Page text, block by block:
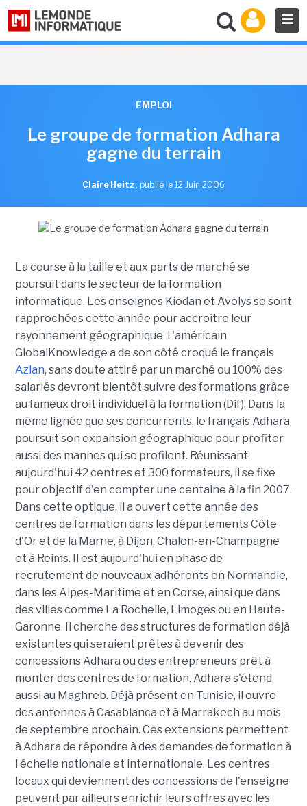
EMPLOI
Le groupe de formation Adhara
gagne du terrain
Claire Heitz , publié le 12 Juin 2006
La course à la taille et aux parts de marché se
poursuit dans le secteur de la formation
informatique. Les enseignes Kiodan et Avolys se sont
rapprochées cette année pour accroître leur
rayonnement géographique. L'américain
GlobalKnowledge a de son côté croqué le français
Azlan, sans doute attiré par un marché ou 100% des
salariés devront bientôt suivre des formations grâce
au fameux droit individuel à la formation (Dif). Dans la
même lignée que ses concurrents, le français Adhara
poursuit son expansion géographique pour profiter
aussi des mannes qui se profilent. Réunissant
aujourd'hui 42 centres et 300 formateurs, il se fixe
pour objectif d'en compter une centaine à la fin 2007.
Dans cette optique, il a ouvert cette année des
centres de formation dans les départements Côte
d'Or et de la Marne, à Dijon, Chalon-en-Champagne
et à Reims. Il est aujourd'hui en phase de
recrutement de nouveaux adhérents en Normandie,
dans les Alpes-Maritime et en Corse, ainsi que dans
des villes comme La Rochelle, Limoges ou en Haute-
Garonne. Il cherche des structures de formation déjà
existantes qui seraient prêtes à devenir des
concessions Adhara ou des entrepreneurs prêt à
monter des centres de formation. Adhara s'étend
aussi au Maghreb. Déjà présent en Tunisie, il ouvre
des antennes à Casablanca et à Marrakech au mois
de septembre prochain. Ces extensions permettent
à Adhara de répondre à des demandes de formation à
l échelle nationale et internationale. Les centres
locaux qui deviennent des concessions de l'enseigne
peuvent par ailleurs enrichir leurs offres avec les